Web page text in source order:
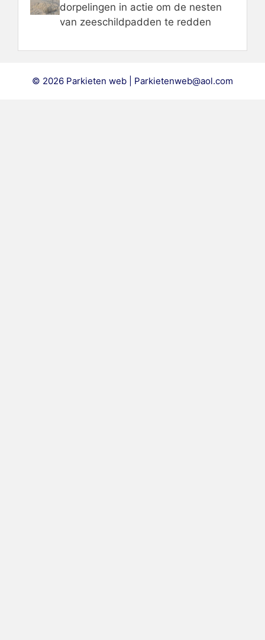
dorpelingen in actie om de nesten
van zeeschildpadden te redden
© 2026 Parkieten web | Parkietenweb@aol.com